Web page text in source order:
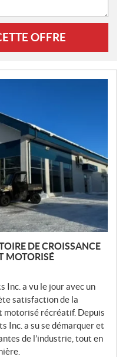
OFFRE
DE CROISSANCE
MOTORISÉ
Inc. a vu le jour avec un
satisfaction de la
motorisé récréatif. Depuis
Inc. a su se démarquer et
de l’industrie, tout en